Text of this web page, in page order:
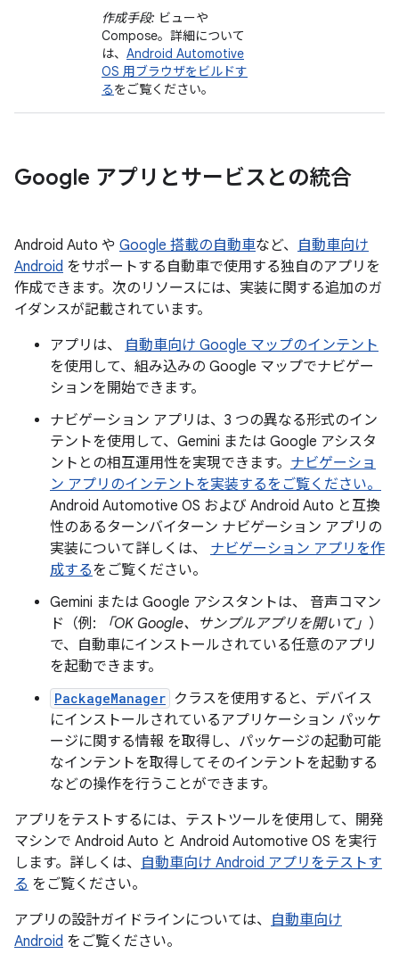
作成手段: ビューや
Compose。詳細について
は、 Android Automotive
OS 用ブラウザをビルドす
るをご覧ください。
Google アプリとサービスとの統合
Android Auto や Google 搭載の自動車など、 自動車向け
Android をサポートする自動車で使用する独自のアプリを
作成できます。次のリソースには、実装に関する追加のガ
イダンスが記載されています。
アプリは、 自動車向け Google マップのインテント
を使用して、組み込みの Google マップでナビゲー
ションを開始できます。
ナビゲーション アプリは、3 つの異なる形式のイン
テントを使用して、Gemini または Google アシスタ
ントとの相互運用性を実現できます。 ナビゲーショ
ン アプリのインテントを実装するをご覧ください。
Android Automotive OS および Android Auto と互換
性のあるターンバイターン ナビゲーション アプリの
実装について詳しくは、 ナビゲーション アプリを作
成するをご覧ください。
Gemini または Google アシスタントは、 音声コマン
ド（例:
「OK Google、サンプルアプリを開いて」 ）
で、自動車にインストールされている任意のアプリ
を起動できます。
PackageManager クラスを使用すると、デバイス
にインストールされているアプリケーション パッケ
ージに関する情報 を取得し、パッケージの起動可能
なインテントを取得してそのインテントを起動する
などの操作を行うことができます。
アプリをテストするには、テストツールを使用して、開発
マシンで Android Auto と Android Automotive OS を実行
します。詳しくは、 自動車向け Android アプリをテストす
る をご覧ください。
アプリの設計ガイドラインについては、 自動車向け
Android をご覧ください。